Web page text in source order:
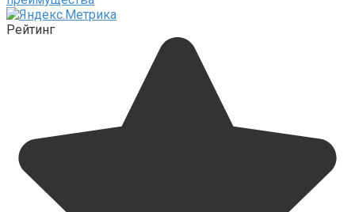
Рейтинг